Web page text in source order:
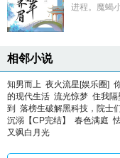
进程。魔蝎
相邻小说
知男而上 夜火流星[娱乐圈]
的现代生活 流光惊梦 住我隔
到
落榜生破解黑科技，院士
沉溺【CP完结】
春色满庭
又飒白月光